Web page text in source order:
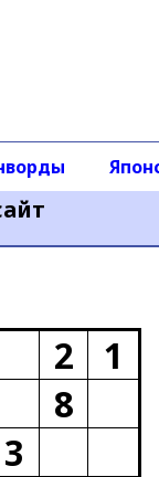
2
1
8
3